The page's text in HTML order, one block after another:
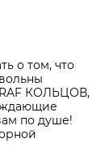
о том, что
КОЛЬЦОВ,
по душе!